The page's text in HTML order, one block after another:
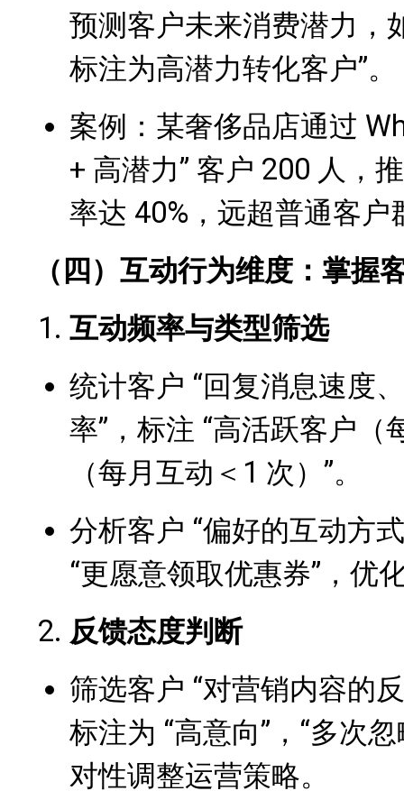
预测客户未来消费潜力，
标注为高潜力转化客户”。
案例：某奢侈品店通过
+ 高潜力” 客户 200 人，
率达 40%，远超普通客户
（四）互动行为维度：掌握
互动频率与类型筛选
统计客户 “回复消息速度
率”，标注 “高活跃客户（
（每月互动＜1 次）”。
分析客户 “偏好的互动方
“更愿意领取优惠券”，优
反馈态度判断
筛选客户 “对营销内容的
标注为 “高意向”，“多次
对性调整运营策略。